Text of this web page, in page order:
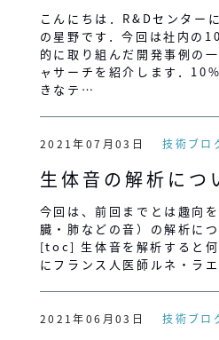
こんにちは．R&Dセンター
の星野です．今回は社内の
的に取り組んだ開発事例の
ャサーチを紹介します．
きなテ…
2021年07月03日 技術ブロ
生体音の解析につ
今回は、前回までとは趣向
臓・肺などの音）の解析につ
[toc] 生体音を解析すると
にフランス人医師ルネ・ラ
2021年06月03日 技術ブロ